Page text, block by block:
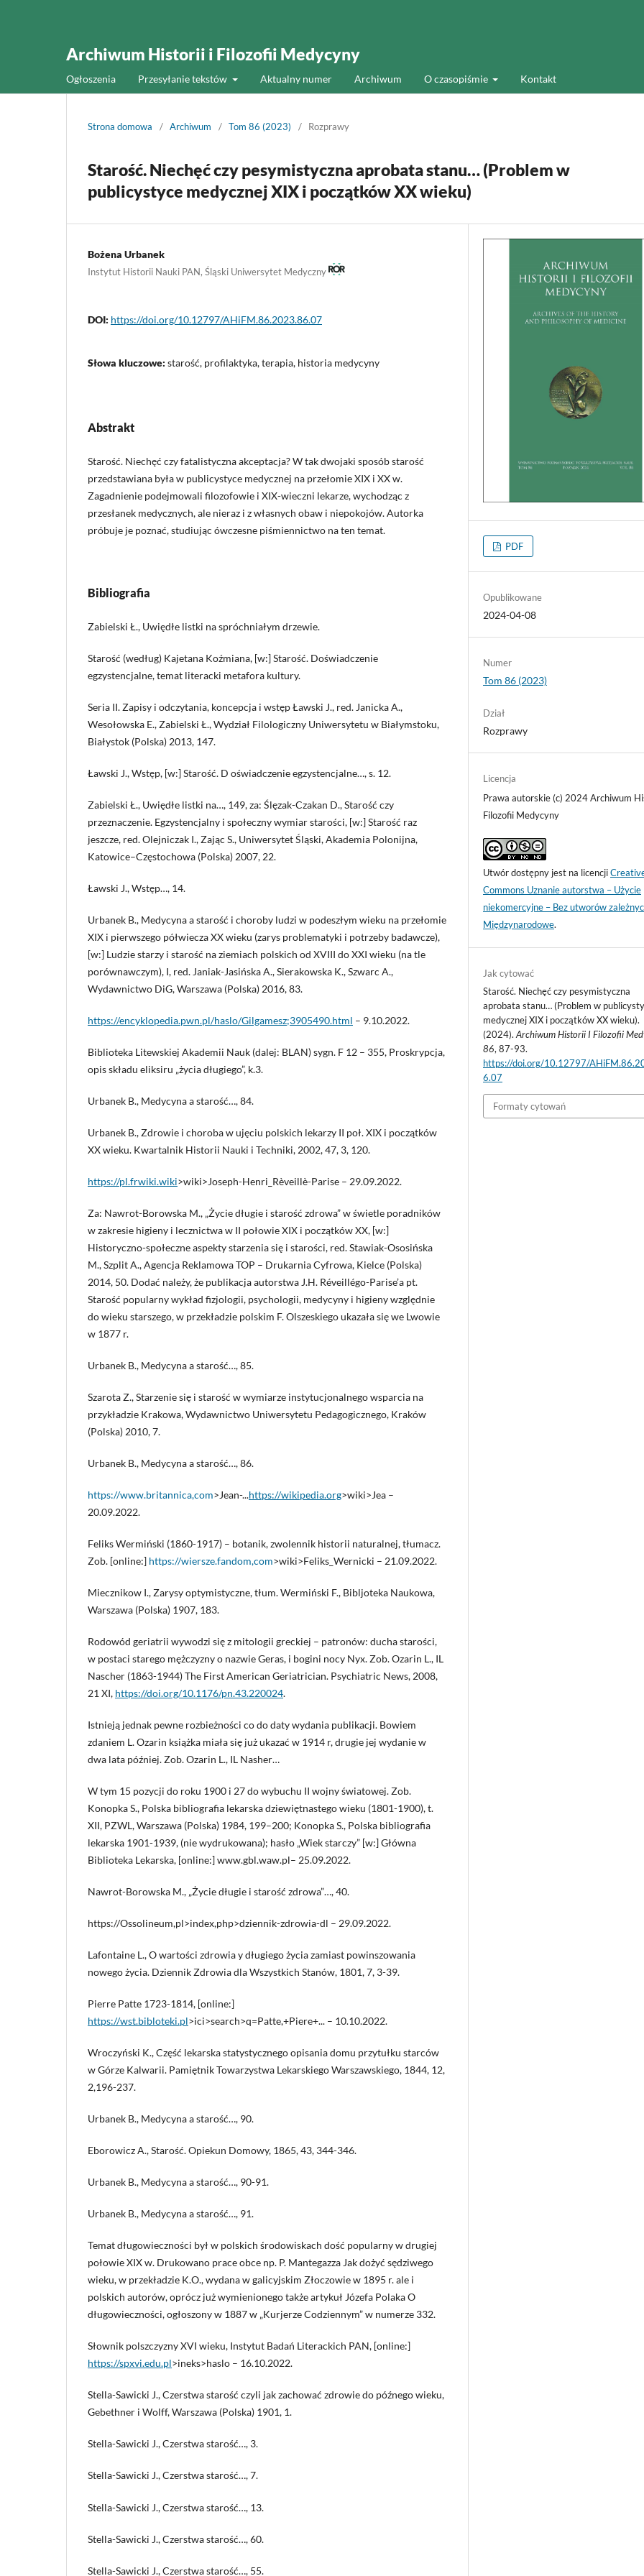
Archiwum Historii i Filozofii Medycyny
Ogłoszenia Przesyłanie tekstów Aktualny numer Archiwum O czasopiśmie Kontakt
Strona domowa / Archiwum / Tom 86 (2023) / Rozprawy
Starość. Niechęć czy pesymistyczna aprobata stanu… (Problem w
publicystyce medycznej XIX i początków XX wieku)
Bożena Urbanek
Instytut Historii Nauki PAN, Śląski Uniwersytet Medyczny
DOI: https://doi.org/10.12797/AHiFM.86.2023.86.07
Słowa kluczowe: starość, profilaktyka, terapia, historia medycyny
Abstrakt
Starość. Niechęć czy fatalistyczna akceptacja? W tak dwojaki sposób starość
przedstawiana była w publicystyce medycznej na przełomie XIX i XX w.
Zagadnienie podejmowali filozofowie i XIX-wieczni lekarze, wychodząc z
przesłanek medycznych, ale nieraz i z własnych obaw i niepokojów. Autorka
próbuje je poznać, studiując ówczesne piśmiennictwo na ten temat.
Bibliografia
Zabielski Ł., Uwiędłe listki na spróchniałym drzewie.
Starość (według) Kajetana Koźmiana, [w:] Starość. Doświadczenie
egzystencjalne, temat literacki metafora kultury.
Seria II. Zapisy i odczytania, koncepcja i wstęp Ławski J., red. Janicka A.,
Wesołowska E., Zabielski Ł., Wydział Filologiczny Uniwersytetu w Białymstoku,
Białystok (Polska) 2013, 147.
Ławski J., Wstęp, [w:] Starość. D oświadczenie egzystencjalne…, s. 12.
Zabielski Ł., Uwiędłe listki na…, 149, za: Ślęzak-Czakan D., Starość czy
przeznaczenie. Egzystencjalny i społeczny wymiar starości, [w:] Starość raz
jeszcze, red. Olejniczak I., Zając S., Uniwersytet Śląski, Akademia Polonijna,
Katowice–Częstochowa (Polska) 2007, 22.
Ławski J., Wstęp…, 14.
Urbanek B., Medycyna a starość i choroby ludzi w podeszłym wieku na przełomie
XIX i pierwszego półwiecza XX wieku (zarys problematyki i potrzeby badawcze),
[w:] Ludzie starzy i starość na ziemiach polskich od XVIII do XXI wieku (na tle
porównawczym), I, red. Janiak-Jasińska A., Sierakowska K., Szwarc A.,
Wydawnictwo DiG, Warszawa (Polska) 2016, 83.
https://encyklopedia.pwn.pl/haslo/Gilgamesz;3905490.html – 9.10.2022.
Biblioteka Litewskiej Akademii Nauk (dalej: BLAN) sygn. F 12 – 355, Proskrypcja,
opis składu eliksiru „życia długiego”, k.3.
Urbanek B., Medycyna a starość…, 84.
Urbanek B., Zdrowie i choroba w ujęciu polskich lekarzy II poł. XIX i początków
XX wieku. Kwartalnik Historii Nauki i Techniki, 2002, 47, 3, 120.
https://pl.frwiki.wiki>wiki>Joseph-Henri_Rèveillè-Parise – 29.09.2022.
Za: Nawrot-Borowska M., „Życie długie i starość zdrowa” w świetle poradników
w zakresie higieny i lecznictwa w II połowie XIX i początków XX, [w:]
Historyczno-społeczne aspekty starzenia się i starości, red. Stawiak-Ososińska
M., Szplit A., Agencja Reklamowa TOP – Drukarnia Cyfrowa, Kielce (Polska)
2014, 50. Dodać należy, że publikacja autorstwa J.H. Réveillégo-Parise’a pt.
Starość popularny wykład fizjologii, psychologii, medycyny i higieny względnie
do wieku starszego, w przekładzie polskim F. Olszeskiego ukazała się we Lwowie
w 1877 r.
Urbanek B., Medycyna a starość…, 85.
Szarota Z., Starzenie się i starość w wymiarze instytucjonalnego wsparcia na
przykładzie Krakowa, Wydawnictwo Uniwersytetu Pedagogicznego, Kraków
(Polska) 2010, 7.
Urbanek B., Medycyna a starość…, 86.
https://www.britannica,com>Jean-...https://wikipedia.org>wiki>Jea –
20.09.2022.
Feliks Wermiński (1860-1917) – botanik, zwolennik historii naturalnej, tłumacz.
Zob. [online:] https://wiersze.fandom,com>wiki>Feliks_Wernicki – 21.09.2022.
Miecznikow I., Zarysy optymistyczne, tłum. Wermiński F., Bibljoteka Naukowa,
Warszawa (Polska) 1907, 183.
Rodowód geriatrii wywodzi się z mitologii greckiej – patronów: ducha starości,
w postaci starego mężczyzny o nazwie Geras, i bogini nocy Nyx. Zob. Ozarin L., IL
Nascher (1863-1944) The First American Geriatrician. Psychiatric News, 2008,
21 XI, https://doi.org/10.1176/pn.43.220024.
Istnieją jednak pewne rozbieżności co do daty wydania publikacji. Bowiem
zdaniem L. Ozarin książka miała się już ukazać w 1914 r, drugie jej wydanie w
dwa lata później. Zob. Ozarin L., IL Nasher…
W tym 15 pozycji do roku 1900 i 27 do wybuchu II wojny światowej. Zob.
Konopka S., Polska bibliografia lekarska dziewiętnastego wieku (1801-1900), t.
XII, PZWL, Warszawa (Polska) 1984, 199–200; Konopka S., Polska bibliografia
lekarska 1901-1939, (nie wydrukowana); hasło „Wiek starczy” [w:] Główna
Biblioteka Lekarska, [online:] www.gbl.waw.pl– 25.09.2022.
Nawrot-Borowska M., „Życie długie i starość zdrowa”…, 40.
https://Ossolineum,pl>index,php>dziennik-zdrowia-dl – 29.09.2022.
Lafontaine L., O wartości zdrowia y długiego życia zamiast powinszowania
nowego życia. Dziennik Zdrowia dla Wszystkich Stanów, 1801, 7, 3-39.
Pierre Patte 1723-1814, [online:]
https://wst.bibloteki.pl>ici>search>q=Patte,+Piere+... – 10.10.2022.
Wroczyński K., Część lekarska statystycznego opisania domu przytułku starców
w Górze Kalwarii. Pamiętnik Towarzystwa Lekarskiego Warszawskiego, 1844, 12,
2,196-237.
Urbanek B., Medycyna a starość…, 90.
Eborowicz A., Starość. Opiekun Domowy, 1865, 43, 344-346.
Urbanek B., Medycyna a starość…, 90-91.
Urbanek B., Medycyna a starość…, 91.
Temat długowieczności był w polskich środowiskach dość popularny w drugiej
połowie XIX w. Drukowano prace obce np. P. Mantegazza Jak dożyć sędziwego
wieku, w przekładzie K.O., wydana w galicyjskim Złoczowie w 1895 r. ale i
polskich autorów, oprócz już wymienionego także artykuł Józefa Polaka O
długowieczności, ogłoszony w 1887 w „Kurjerze Codziennym” w numerze 332.
Słownik polszczyzny XVI wieku, Instytut Badań Literackich PAN, [online:]
https://spxvi.edu.pl>ineks>haslo – 16.10.2022.
Stella-Sawicki J., Czerstwa starość czyli jak zachować zdrowie do późnego wieku,
Gebethner i Wolff, Warszawa (Polska) 1901, 1.
Stella-Sawicki J., Czerstwa starość…, 3.
Stella-Sawicki J., Czerstwa starość…, 7.
Stella-Sawicki J., Czerstwa starość…, 13.
Stella-Sawicki J., Czerstwa starość…, 60.
Stella-Sawicki J., Czerstwa starość…, 55.
PDF
Opublikowane
2024-04-08
Numer
Tom 86 (2023)
Dział
Rozprawy
Licencja
Prawa autorskie (c) 2024 Archiwum
Filozofii Medycyny
Utwór dostępny jest na licencji
Commons Uznanie autorstwa – Użycie
niekomercyjne – Bez utworów
Międzynarodowe.
Jak cytować
Starość. Niechęć czy pesymistyczna
aprobata stanu… (Problem w
medycznej XIX i początków XX wieku).
(2024).Archiwum Historii I Filozofii
86, 87-93.
https://doi.org/10.12797/
6.07
Formaty cytowań